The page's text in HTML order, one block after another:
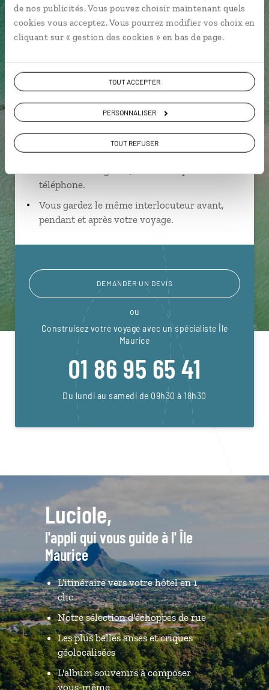
de nos publicités. Vous pouvez choisir maintenant quels
cookies vous acceptez. Vous pourrez modifier vos choix en
cliquant sur « gestion des cookies » en bas de page.
TOUT ACCEPTER
PERSONNALISER
TOUT REFUSER
Nicolas,
spécialiste Île Maurice
Suivez vos envies et demandez conseils à nos
spécialistes
Ils sauront organiser votre itinéraire au plus
près de vos envies et de la réalité du pays.
Échangez en face à face ou depuis nos studios
téléphone.
Vous gardez le même interlocuteur avant,
pendant et après votre voyage.
DEMANDER UN DEVIS
ou
Construisez votre voyage avec un spécialiste Île
Maurice
01 86 95 65 41
Du lundi au samedi de 09h30 à 18h30
Luciole,
l'appli qui vous guide à l' Île
Maurice
L’itinéraire vers votre hôtel en 1
clic
Notre sélection d'échoppes de rue
Les plus belles anses et criques
géolocalisées
L'album souvenirs à composer
vous-même